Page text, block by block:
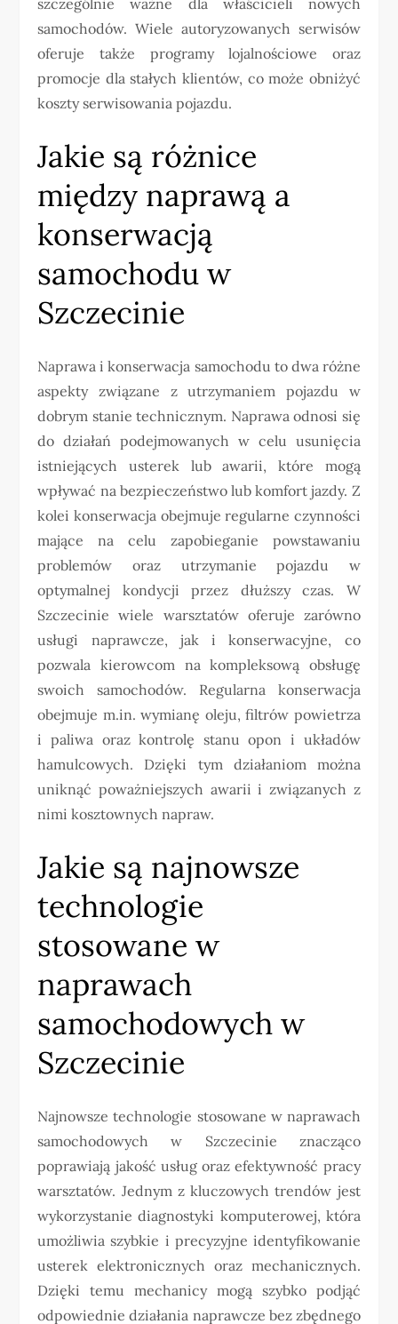
szczególnie ważne dla właścicieli nowych
samochodów. Wiele autoryzowanych serwisów
oferuje także programy lojalnościowe oraz
promocje dla stałych klientów, co może obniżyć
koszty serwisowania pojazdu.
Jakie są różnice
między naprawą a
konserwacją
samochodu w
Szczecinie
Naprawa i konserwacja samochodu to dwa różne
aspekty związane z utrzymaniem pojazdu w
dobrym stanie technicznym. Naprawa odnosi się
do działań podejmowanych w celu usunięcia
istniejących usterek lub awarii, które mogą
wpływać na bezpieczeństwo lub komfort jazdy. Z
kolei konserwacja obejmuje regularne czynności
mające na celu zapobieganie powstawaniu
problemów oraz utrzymanie pojazdu w
optymalnej kondycji przez dłuższy czas. W
Szczecinie wiele warsztatów oferuje zarówno
usługi naprawcze, jak i konserwacyjne, co
pozwala kierowcom na kompleksową obsługę
swoich samochodów. Regularna konserwacja
obejmuje m.in. wymianę oleju, filtrów powietrza
i paliwa oraz kontrolę stanu opon i układów
hamulcowych. Dzięki tym działaniom można
uniknąć poważniejszych awarii i związanych z
nimi kosztownych napraw.
Jakie są najnowsze
technologie
stosowane w
naprawach
samochodowych w
Szczecinie
Najnowsze technologie stosowane w naprawach
samochodowych w Szczecinie znacząco
poprawiają jakość usług oraz efektywność pracy
warsztatów. Jednym z kluczowych trendów jest
wykorzystanie diagnostyki komputerowej, która
umożliwia szybkie i precyzyjne identyfikowanie
usterek elektronicznych oraz mechanicznych.
Dzięki temu mechanicy mogą szybko podjąć
odpowiednie działania naprawcze bez zbędnego